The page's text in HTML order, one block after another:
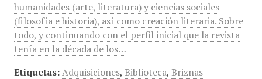
humanidades (arte, literatura) y ciencias sociales
(filosofía e historia), así como creación literaria. Sobre
todo, y continuando con el perfil inicial que la revista
tenía en la década de los…
Etiquetas: Adquisiciones, Biblioteca, Briznas